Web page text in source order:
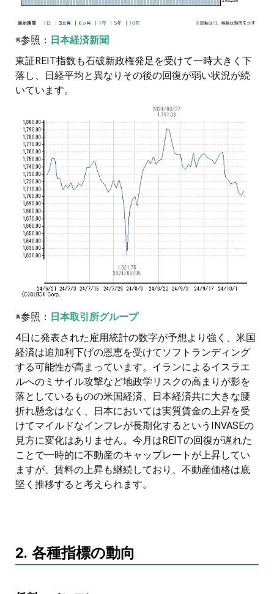
※参照： 日本経済新聞
東証REIT指数も石破新政権発足を受けて一時大きく下
落し、日経平均と異なりその後の回復が弱い状況が続
いています。
※参照： 日本取引所グループ
4日に発表された雇用統計の数字が予想より強く、米国
経済は追加利下げの恩恵を受けてソフトランディング
する可能性が高まっています。イランによるイスラエ
ルへのミサイル攻撃など地政学リスクの高まりが影を
落としているものの米国経済、日本経済共に大きな腰
折れ懸念はなく、日本においては実質賃金の上昇を受
けてマイルドなインフレが長期化するというINVASEの
見方に変化はありません。今月はREITの回復が遅れた
ことで一時的に不動産のキャップレートが上昇してい
ますが、賃料の上昇も継続しており、不動産価格は底
堅く推移すると考えられます。
2. 各種指標の動向